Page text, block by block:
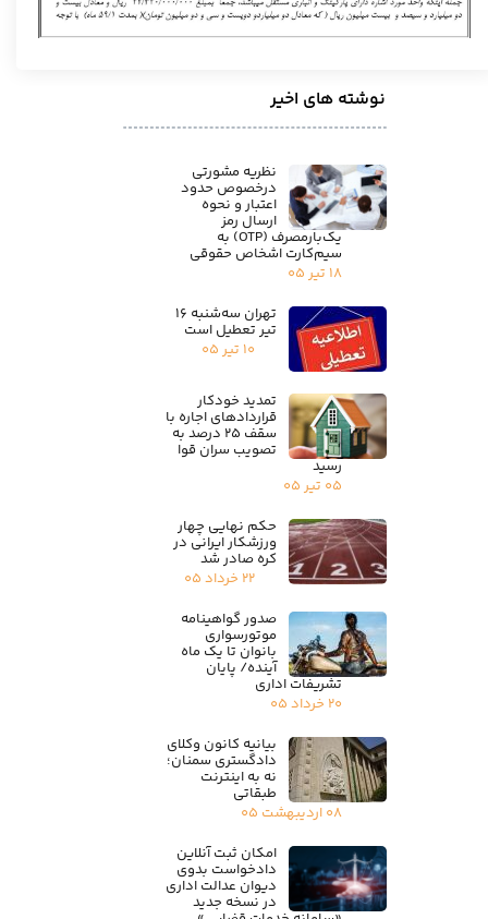
نوشته های اخیر
نظریه مشورتی
درخصوص حدود
اعتبار و نحوه
ارسال رمز
یک‌بارمصرف (OTP) به
سیم‌کارت اشخاص حقوقی
۱۸ تیر ۰۵
تهران سه‌شنبه ۱۶
تیر تعطیل است
۱۰ تیر ۰۵
تمدید خودکار
قراردادهای اجاره با
سقف ۲۵ درصد به
تصویب سران قوا
رسید
۰۵ تیر ۰۵
حکم نهایی چهار
ورزشکار ایرانی در
کره صادر شد
۲۲ خرداد ۰۵
صدور گواهینامه
موتورسواری
بانوان تا یک ماه
آینده/ پایان
تشریفات اداری
۲۰ خرداد ۰۵
بیانیه کانون وکلای
دادگستری سمنان؛
نه به اینترنت
طبقاتی
۰۸ اردیبهشت ۰۵
امکان ثبت آنلاین
دادخواست بدوی
دیوان عدالت اداری
در نسخه جدید